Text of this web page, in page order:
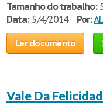
Tamanho do trabalho:
Data:5/4/2014 Por:
Ler documento
Vale Da